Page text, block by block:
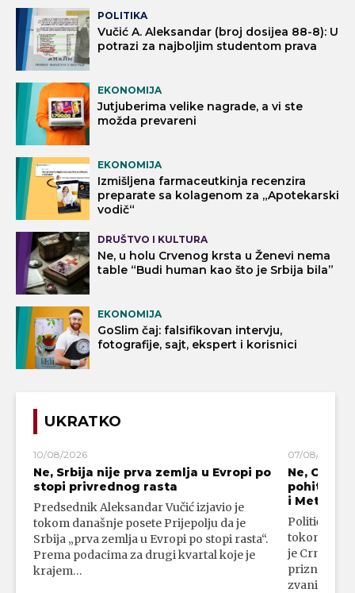
POLITIKA
Vučić A. Aleksandar (broj dosijea 88-8): U
potrazi za najboljim studentom prava
EKONOMIJA
Jutjuberima velike nagrade, a vi ste
možda prevareni
EKONOMIJA
Izmišljena farmaceutkinja recenzira
preparate sa kolagenom za „Apotekarski
vodič“
DRUŠTVO I KULTURA
Ne, u holu Crvenog krsta u Ženevi nema
table “Budi human kao što je Srbija bila”
EKONOMIJA
GoSlim čaj: falsifikovan intervju,
fotografije, sajt, ekspert i korisnici
UKRATKO
10/08/2026
Ne, Srbija nije prva zemlja u Evropi po
stopi privrednog rasta
Predsednik Aleksandar Vučić izjavio je
tokom današnje posete Prijepolju da je
Srbija „prva zemlja u Evropi po stopi rasta“.
Prema podacima za drugi kvartal koje je
krajem…
07/08/2026
Ne, Crna
pohitala
i
Politički
tokom
je Crna
prizna
zvaničnom